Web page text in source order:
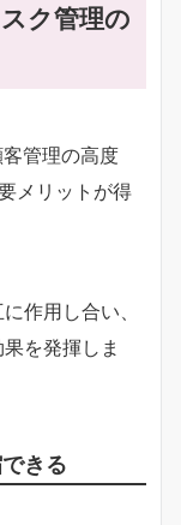
ク管理の
管理の高度
メリットが得
作用し合い、
を発揮しま
きる